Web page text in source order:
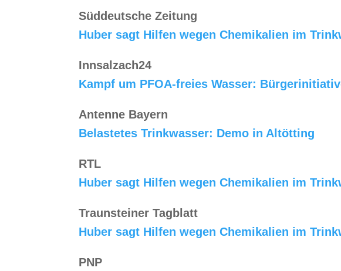
Süddeutsche Zeitung
Huber sagt Hilfen wegen Chemikalien im
Innsalzach24
Kampf um PFOA-freies Wasser:
Antenne Bayern
Belastetes Trinkwasser: Demo in Altötting
RTL
Huber sagt Hilfen wegen Chemikalien im
Traunsteiner Tagblatt
Huber sagt Hilfen wegen Chemikalien im
PNP